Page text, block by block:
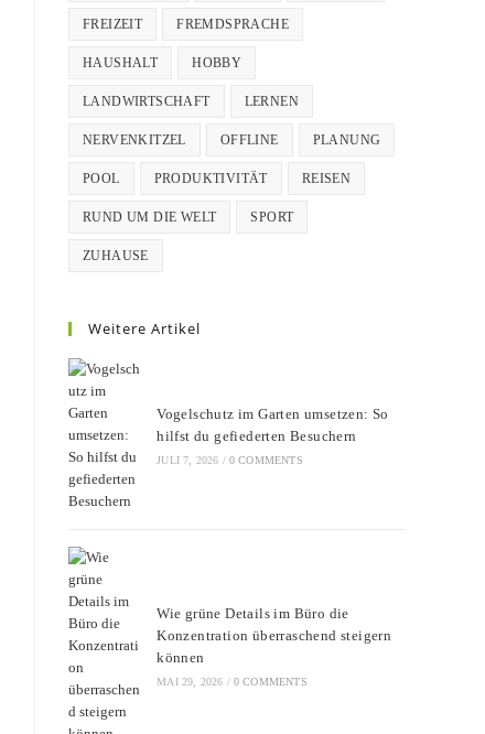
FREIZEIT FREMDSPRACHE
HAUSHALT HOBBY
LANDWIRTSCHAFT LERNEN
NERVENKITZEL OFFLINE PLANUNG
POOL PRODUKTIVITÄT REISEN
RUND UM DIE WELT SPORT
ZUHAUSE
Weitere Artikel
Vogelschutz im Garten umsetzen: So
hilfst du gefiederten Besuchern
JULI 7, 2026 / 0 COMMENTS
Wie grüne Details im Büro die
Konzentration überraschend steigern
können
MAI 29, 2026 / 0 COMMENTS